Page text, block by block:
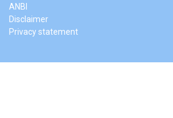
ANBI
Disclaimer
Privacy statement